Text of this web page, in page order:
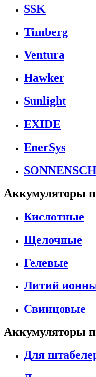
SSK
Timberg
Ventura
Hawker
Sunlight
EXIDE
EnerSys
Аккумуляторы
Кислотные
Щелочные
Гелевые
Литий
Свинцовые
Аккумуляторы
Для